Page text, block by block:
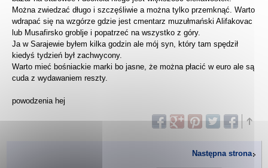
Można zwiedzać długo i szczęśliwie a można tylko przemknąć. Warto
wdrapać się na wzgórze gdzie jest cmentarz muzułmański Alifakovac
lub Musafirsko groblje i popatrzeć na wszystko z góry.
Ja w Sarajewie byłem kilka godzin ale mój syn, który tam spędził
kiedyś tydzień był zachwycony.
Warto mieć bośniackie marki bo jasne, że można płacić w euro ale są
cuda z wydawaniem reszty.
powodzenia hej
Następna strona